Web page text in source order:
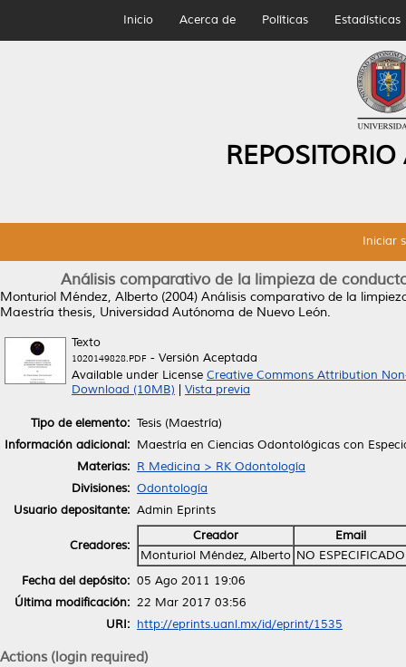
Inicio Acerca de Políticas Estadísticas
Iniciar
Análisis comparativo de la limpieza de
Monturiol Méndez, Alberto (2004) Análisis comparativo de la
Maestría thesis, Universidad Autónoma de Nuevo León.
Texto
1020149828.PDF - Versión Aceptada
Available under License Creative Commons Attribution
Download (10MB)
Vista previa
Tipo de elemento: Tesis (Maestría)
Información adicional: Maestría en Ciencias Odontológicas con
Materias: R Medicina > RK Odontología
Divisiones: Odontología
Usuario depositante: Admin Eprints
Creadores:
Creador
Email
Monturiol Méndez, Alberto NO ESPECIFICADO
Fecha del depósito: 05 Ago 2011 19:06
Última modificación: 22 Mar 2017 03:56
URI: http://eprints.uanl.mx/id/eprint/1535
Actions (login required)